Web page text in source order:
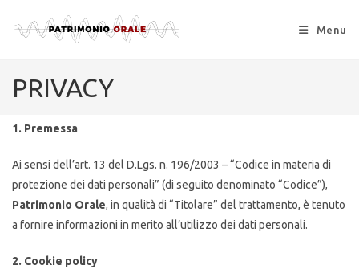
Menu
PRIVACY
1. Premessa
Ai sensi dell’art. 13 del D.Lgs. n. 196/2003 – “Codice in materia di
protezione dei dati personali” (di seguito denominato “Codice”),
Patrimonio Orale, in qualità di “Titolare” del trattamento, è tenuto
a fornire informazioni in merito all’utilizzo dei dati personali.
2. Cookie policy